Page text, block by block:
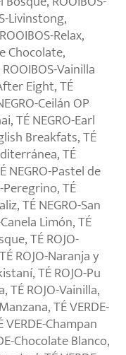
Livinstong,
Relax,
Chocolate,
Vainilla
Eight, TÉ
Ceilán OP
TÉ NEGRO-Earl
Breakfats, TÉ
TÉ
NEGRO-Pastel de
Peregrino, TÉ
TÉ NEGRO-San
Limón, TÉ
TÉ ROJO-
ROJO-Naranja y
TÉ ROJO-Pu
TÉ ROJO-Vainilla,
TÉ VERDE-
VERDE-Champan
Chocolate Blanco,